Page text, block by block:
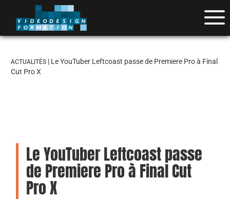
ACTUALITÉS | Le YouTuber Leftcoast passe de Premiere Pro à Final
Cut Pro X
Le YouTuber Leftcoast passe
de Premiere Pro à Final Cut
Pro X